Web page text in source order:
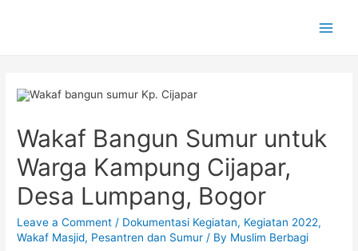
Wakaf Bangun Sumur untuk
Warga Kampung Cijapar,
Desa Lumpang, Bogor
Leave a Comment / Dokumentasi Kegiatan, Kegiatan 2022,
Wakaf Masjid, Pesantren dan Sumur / By Muslim Berbagi